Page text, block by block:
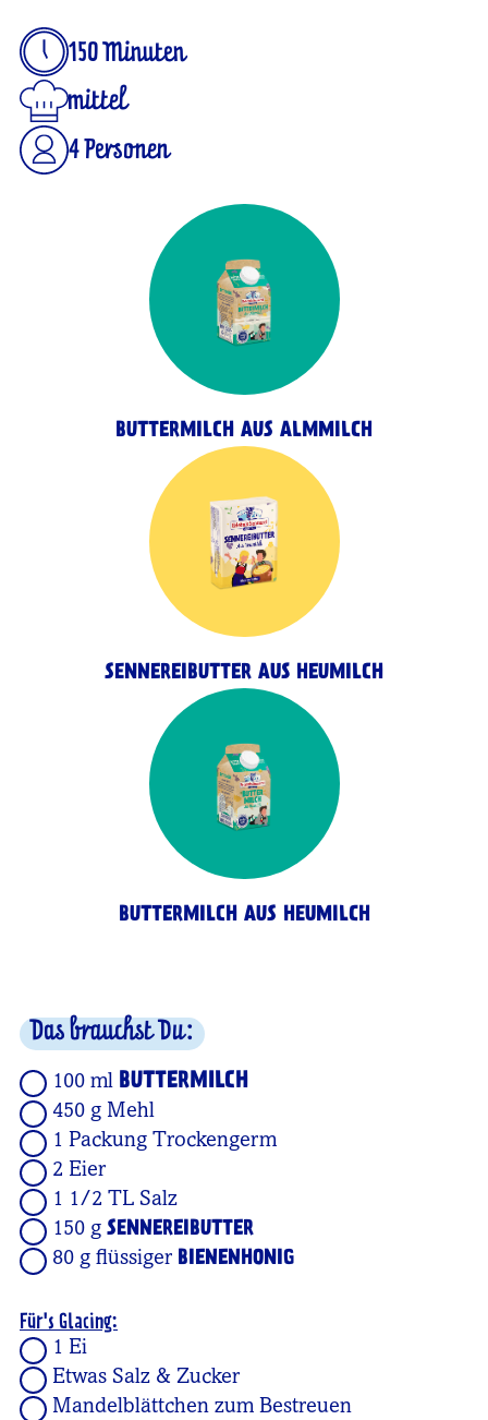
150 Minuten
mittel
4 Personen
BUTTERMILCH AUS ALMMILCH
SENNEREIBUTTER AUS HEUMILCH
BUTTERMILCH AUS HEUMILCH
Das brauchst Du:
100 ml BUTTERMILCH
450 g Mehl
1 Packung Trockengerm
2 Eier
1 1/2 TL Salz
150 g SENNEREIBUTTER
80 g flüssiger BIENENHONIG
Für's Glacing:
1 Ei
Etwas Salz & Zucker
Mandelblättchen zum Bestreuen